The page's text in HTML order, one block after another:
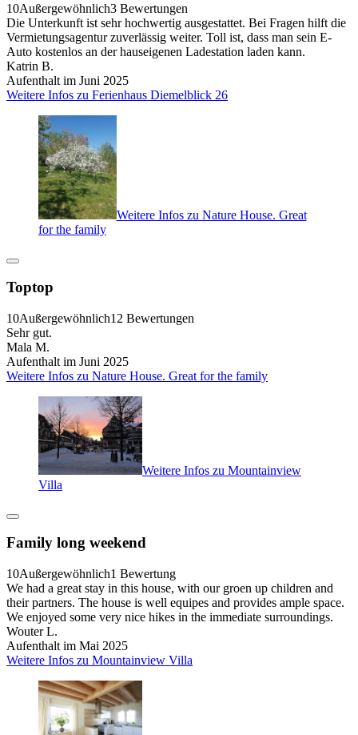
10Außergewöhnlich3 Bewertungen
Die Unterkunft ist sehr hochwertig ausgestattet. Bei Fragen hilft die
Vermietungsagentur zuverlässig weiter. Toll ist, dass man sein E-
Auto kostenlos an der hauseigenen Ladestation laden kann.
Katrin B.
Aufenthalt im Juni 2025
Weitere Infos zu Ferienhaus Diemelblick 26
Weitere Infos zu Nature House. Great
for the family
Toptop
10Außergewöhnlich12 Bewertungen
Sehr gut.
Mala M.
Aufenthalt im Juni 2025
Weitere Infos zu Nature House. Great for the family
Weitere Infos zu Mountainview
Villa
Family long weekend
10Außergewöhnlich1 Bewertung
We had a great stay in this house, with our groen up children and
their partners. The house is well equipes and provides ample space.
We enjoyed some very nice hikes in the immediate surroundings.
Wouter L.
Aufenthalt im Mai 2025
Weitere Infos zu Mountainview Villa